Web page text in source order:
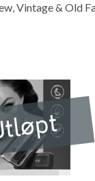
Vintage & Old